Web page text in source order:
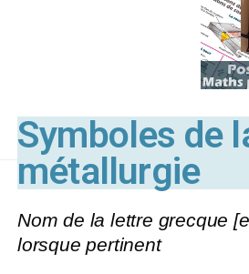
Symboles de
métallurgie
Nom de la lettre grecque
lorsque pertinent